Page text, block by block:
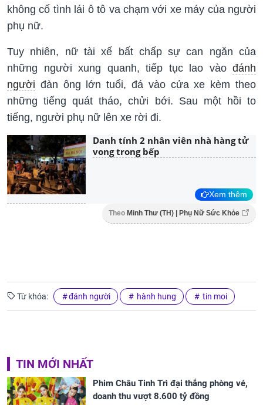
không cố tình lái ô tô va chạm với xe máy của người
phụ nữ.
Tuy nhiên, nữ tài xế bất chấp sự can ngăn của
những người xung quanh, tiếp tục lao vào đánh
người đàn ông lớn tuổi, đá vào cửa xe kèm theo
những tiếng quát tháo, chửi bới. Sau một hồi to
tiếng, người phụ nữ lên xe rời đi.
Danh tính 2 nhân viên nhà hàng tử
vong trong bếp
Xem thêm
Theo Minh Thư (TH) | Phụ Nữ Sức Khỏe
Từ khóa: đánh người hành hung tin moi
TIN MỚI NHẤT
Phim Châu Tinh Trì đại thắng phòng vé,
doanh thu vượt 8.600 tỷ đồng